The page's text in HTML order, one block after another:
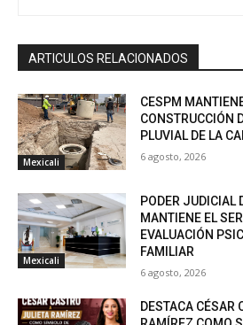
ARTICULOS RELACIONADOS
Mexicali
CESPM
CONSTRUCCIÓN
PLUVIAL DE LA
6 agosto, 2026
Mexicali
PODER JUDICIAL
MANTIENE EL
EVALUACIÓN
FAMILIAR
6 agosto, 2026
DESTACA CÉSAR